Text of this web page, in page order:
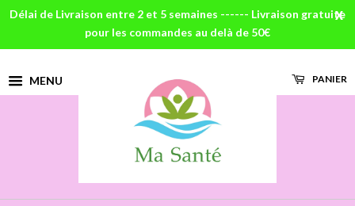
Délai de Livraison entre 2 et 5 semaines ------ Livraison gratuite
pour les commandes au delà de 50€
X
MENU PANIER